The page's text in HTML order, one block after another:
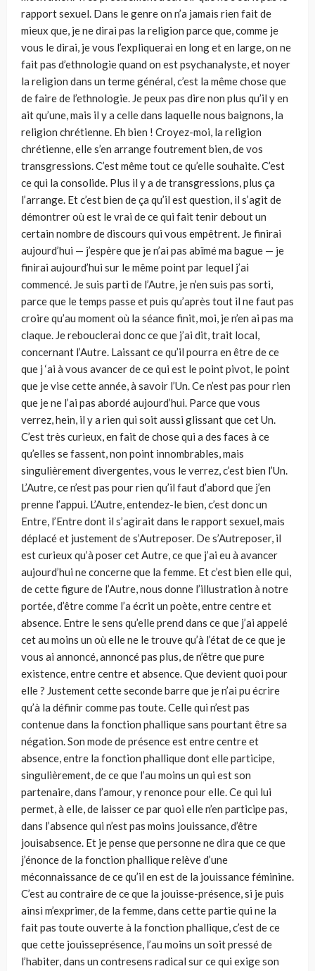
rapport sexuel. Dans le genre on n’a jamais rien fait de
mieux que, je ne dirai pas la religion parce que, comme je
vous le dirai, je vous l’expliquerai en long et en large, on ne
fait pas d’ethnologie quand on est psychanalyste, et noyer
la religion dans un terme général, c’est la même chose que
de faire de l’ethnologie. Je peux pas dire non plus qu’il y en
ait qu’une, mais il y a celle dans laquelle nous baignons, la
religion chrétienne. Eh bien ! Croyez-moi, la religion
chrétienne, elle s’en arrange foutrement bien, de vos
transgressions. C’est même tout ce qu’elle souhaite. C’est
ce qui la consolide. Plus il y a de transgressions, plus ça
l’arrange. Et c’est bien de ça qu’il est question, il s’agit de
démontrer où est le vrai de ce qui fait tenir debout un
certain nombre de discours qui vous empêtrent. Je finirai
aujourd’hui — j’espère que je n’ai pas abîmé ma bague — je
finirai aujourd’hui sur le même point par lequel j’ai
commencé. Je suis parti de l’Autre, je n’en suis pas sorti,
parce que le temps passe et puis qu’après tout il ne faut pas
croire qu’au moment où la séance finit, moi, je n’en ai pas ma
claque. Je rebouclerai donc ce que j’ai dit, trait local,
concernant l’Autre. Laissant ce qu’il pourra en être de ce
que j ‘ai à vous avancer de ce qui est le point pivot, le point
que je vise cette année, à savoir l’Un. Ce n’est pas pour rien
que je ne l’ai pas abordé aujourd’hui. Parce que vous
verrez, hein, il y a rien qui soit aussi glissant que cet Un.
C’est très curieux, en fait de chose qui a des faces à ce
qu’elles se fassent, non point innombrables, mais
singulièrement divergentes, vous le verrez, c’est bien l’Un.
L’Autre, ce n’est pas pour rien qu’il faut d’abord que j’en
prenne l’appui. L’Autre, entendez-le bien, c’est donc un
Entre, l’Entre dont il s’agirait dans le rapport sexuel, mais
déplacé et justement de s’Autreposer. De s’Autreposer, il
est curieux qu’à poser cet Autre, ce que j’ai eu à avancer
aujourd’hui ne concerne que la femme. Et c’est bien elle qui,
de cette figure de l’Autre, nous donne l’illustration à notre
portée, d’être comme l’a écrit un poète, entre centre et
absence. Entre le sens qu’elle prend dans ce que j’ai appelé
cet au moins un où elle ne le trouve qu’à l’état de ce que je
vous ai annoncé, annoncé pas plus, de n’être que pure
existence, entre centre et absence. Que devient quoi pour
elle ? Justement cette seconde barre que je n’ai pu écrire
qu’à la définir comme pas toute. Celle qui n’est pas
contenue dans la fonction phallique sans pourtant être sa
négation. Son mode de présence est entre centre et
absence, entre la fonction phallique dont elle participe,
singulièrement, de ce que l’au moins un qui est son
partenaire, dans l’amour, y renonce pour elle. Ce qui lui
permet, à elle, de laisser ce par quoi elle n’en participe pas,
dans l’absence qui n’est pas moins jouissance, d’être
jouisabsence. Et je pense que personne ne dira que ce que
j’énonce de la fonction phallique relève d’une
méconnaissance de ce qu’il en est de la jouissance féminine.
C’est au contraire de ce que la jouisse-présence, si je puis
ainsi m’exprimer, de la femme, dans cette partie qui ne la
fait pas toute ouverte à la fonction phallique, c’est de ce
que cette jouisseprésence, l’au moins un soit pressé de
l’habiter, dans un contresens radical sur ce qui exige son